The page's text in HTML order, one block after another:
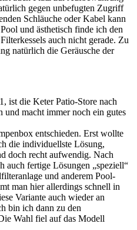
gegen unbefugten Zugriff
Schläuche oder Kabel kann
und ästhetisch finde ich den
auch nicht gerade. Zu
natürlich die Geräusche der
ist die Keter Patio-Store nach
und macht immer noch ein gutes
entschieden. Erst wollte
die individuellste Lösung,
doch recht aufwendig. Nach
auch fertige Lösungen „speziell“
und anderem Pool-
man hier allerdings schnell in
Variante auch wieder an
bin ich dann zu den
Wahl fiel auf das Modell